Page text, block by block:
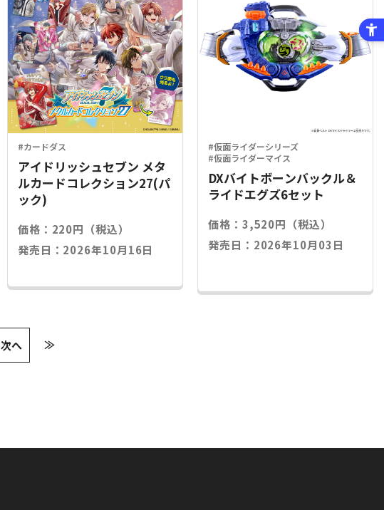
#カードダス
アイドリッシュセブン メタ
ルカードコレクション27(パ
ック)
価格：220円（税込）
発売日：2026年10月16日
#仮面ライダーシリーズ
#仮面ライダーマイス
DXバイトボーンバックル＆
ライドエグズ6セット
価格：3,520円（税込）
発売日：2026年10月03日
次へ ≫